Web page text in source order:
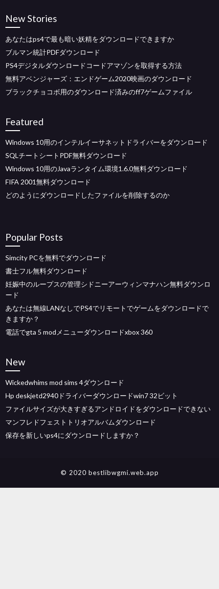
New Stories
あなたはps4で最も暗い妖精をダウンロードできますか
ブルマン統計PDFダウンロード
PS4デジタルダウンロードコードアマゾンを取得する方法
無料アベンジャーズ：エンドゲーム2020映画のダウンロード
ブラックチョコボ用のダウンロード済みのff7ゲームファイル
Featured
Windows 10用のインテルイーサネットドライバーをダウンロード
SQLチートシートPDF無料ダウンロード
Windows 10用のJavaランタイム環境1.6.0無料ダウンロード
FIFA 2001無料ダウンロード
どのようにダウンロードしたファイルを削除するのか
Popular Posts
Simcity PCを無料でダウンロード
書士フル無料ダウンロード
妊娠中のループスの管理シドニーアーウィンマナハン無料ダウンロ
ード
あなたは無線LANなしでPS4でリモートでゲームをダウンロードで
きますか？
電話でgta 5 modメニューダウンロードxbox 360
New
Wickedwhims mod sims 4ダウンロード
Hp deskjetd2940ドライバーダウンロードwin7 32ビット
ファイルサイズが大きすぎるアンドロイドをダウンロードできない
マンフレドフェストトリオアルバムダウンロード
保存を新しいps4にダウンロードしますか？
© 2020 bestlibwgmi.web.app